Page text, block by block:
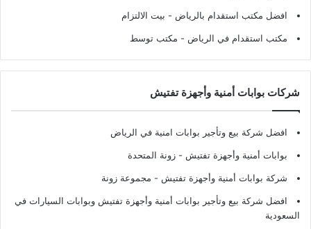
افضل مكتب استقدام بالرياض - بيت الالتزام
مكتب استقدام في الرياض - مكتب توسط
شركات بوابات أمنية وأجهزة تفتيش
افضل شركة بيع وتأجير بوابات امنية في الرياض
بوابات أمنية وأجهزة تفتيش - زونة المتحدة
شركة بوابات أمنية وأجهزة تفتيش - مجموعة زونة
افضل شركة بيع وتأجير بوابات أمنية وأجهزة تفتيش وبوابات السيارات في
السعودية